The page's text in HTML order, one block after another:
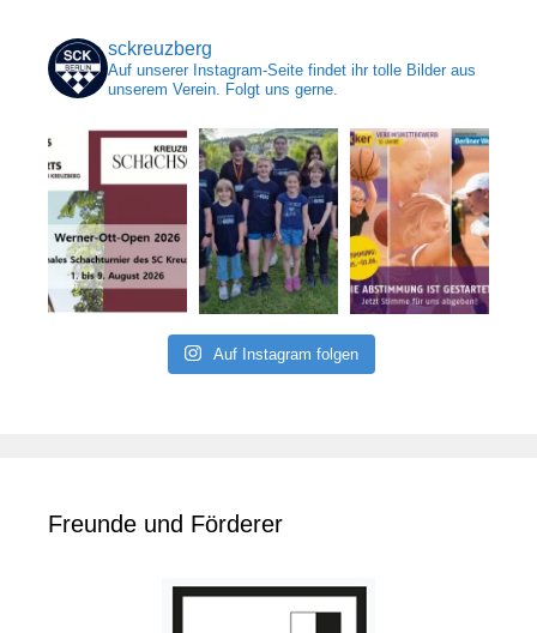
sckreuzberg
Auf unserer Instagram-Seite findet ihr tolle Bilder aus
unserem Verein. Folgt uns gerne.
Auf Instagram folgen
Freunde und Förderer